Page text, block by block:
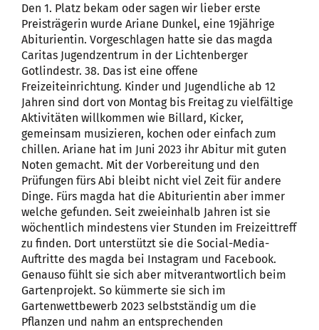
Den 1. Platz bekam oder sagen wir lieber erste
Preisträgerin wurde Ariane Dunkel, eine 19jährige
Abiturientin. Vorgeschlagen hatte sie das magda
Caritas Jugendzentrum in der Lichtenberger
Gotlindestr. 38. Das ist eine offene
Freizeiteinrichtung. Kinder und Jugendliche ab 12
Jahren sind dort von Montag bis Freitag zu vielfältige
Aktivitäten willkommen wie Billard, Kicker,
gemeinsam musizieren, kochen oder einfach zum
chillen. Ariane hat im Juni 2023 ihr Abitur mit guten
Noten gemacht. Mit der Vorbereitung und den
Prüfungen fürs Abi bleibt nicht viel Zeit für andere
Dinge. Fürs magda hat die Abiturientin aber immer
welche gefunden. Seit zweieinhalb Jahren ist sie
wöchentlich mindestens vier Stunden im Freizeittreff
zu finden. Dort unterstützt sie die Social-Media-
Auftritte des magda bei Instagram und Facebook.
Genauso fühlt sie sich aber mitverantwortlich beim
Gartenprojekt. So kümmerte sie sich im
Gartenwettbewerb 2023 selbstständig um die
Pflanzen und nahm an entsprechenden